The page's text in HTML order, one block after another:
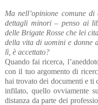
Ma nell’opinione comune
dettagli minori – penso ai
delle Brigate Rosse che lei
della vita di uomini e donne
lì, è accettato?
Quando fai ricerca,
con il tuo argomento di
hai trovato dei documenti e ti
infilato, quello ovviamente
distanza da parte dei